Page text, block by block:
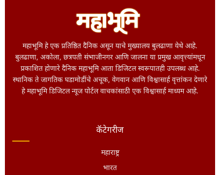
महाभूमि हे एक प्रतिष्ठित दैनिक असून याचे मुख्यालय बुलढाणा येथे आहे.
बुलढाणा, अकोला, छत्रपती संभाजीनगर आणि जालना या प्रमुख आवृत्त्यांमधून
प्रकाशित होणारे दैनिक महाभूमि आता डिजिटल स्वरूपातही उपलब्ध आहे.
स्थानिक ते जागतिक घडामोडींचे अचूक, वेगवान आणि विश्वासार्ह वृत्तांकन देणारे
हे महाभूमि डिजिटल न्यूज पोर्टल वाचकांसाठी एक विश्वासार्ह माध्यम आहे.
कॅटेगरीज
महाराष्ट्र
भारत